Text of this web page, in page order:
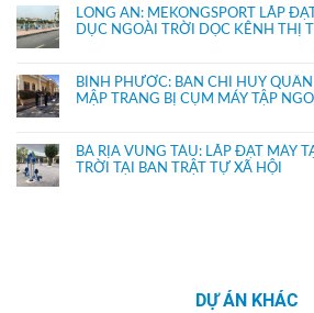
LONG AN: MEKONGSPORT LẮP
DỤC NGOÀI TRỜI DỌC KÊNH THỊ
BÌNH PHƯỚC: BAN CHỈ HUY
MẬP TRANG BỊ CỤM MÁY TẬP
BÀ RỊA VŨNG TÀU: LẮP ĐẶT MÁY
TRỜI TẠI BAN TRẬT TỰ XÃ HỘI
DỰ ÁN KHÁC